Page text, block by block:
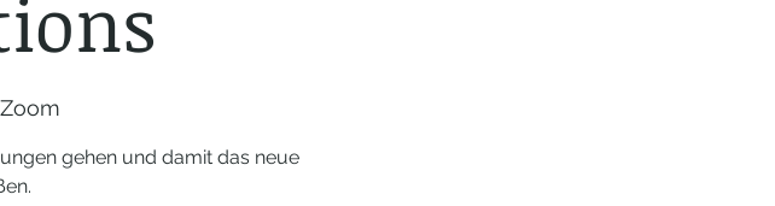
Zoom
gehen und damit das neue